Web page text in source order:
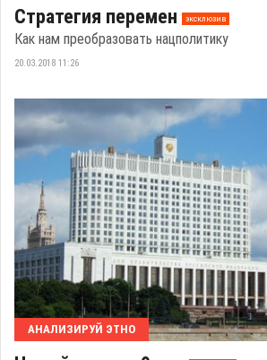
Стратегия перемен эксклюзив
Как нам преобразовать нацполитику
20.03.2018 11:26
АНАЛИЗИРУЙ ЭТНО